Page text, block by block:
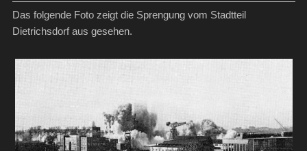
Das folgende Foto zeigt die Sprengung vom Stadtteil
Dietrichsdorf aus gesehen.